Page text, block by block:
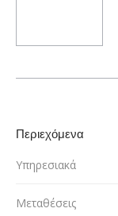
Περιεχόμενα
Υπηρεσιακά
Μεταθέσεις